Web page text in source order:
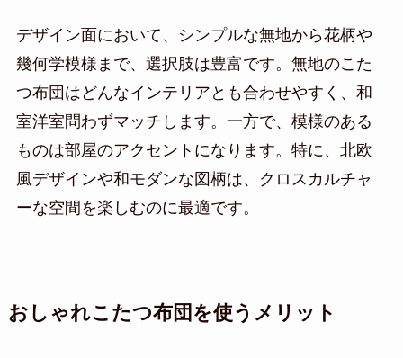
デザイン面において、シンプルな無地から花柄や
幾何学模様まで、選択肢は豊富です。無地のこた
つ布団はどんなインテリアとも合わせやすく、和
室洋室問わずマッチします。一方で、模様のある
ものは部屋のアクセントになります。特に、北欧
風デザインや和モダンな図柄は、クロスカルチャ
ーな空間を楽しむのに最適です。
おしゃれこたつ布団を使うメリット